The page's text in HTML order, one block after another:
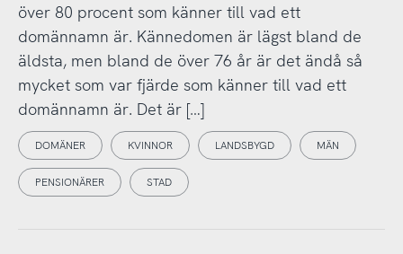
över 80 procent som känner till vad ett
domännamn är. Kännedomen är lägst bland de
äldsta, men bland de över 76 år är det ändå så
mycket som var fjärde som känner till vad ett
domännamn är. Det är […]
DOMÄNER KVINNOR LANDSBYGD MÄN
PENSIONÄRER STAD